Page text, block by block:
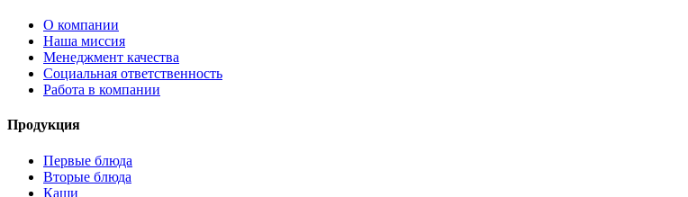
О компании
Наша миссия
Менеджмент качества
Социальная ответственность
Работа в компании
Продукция
Первые блюда
Вторые блюда
Каши